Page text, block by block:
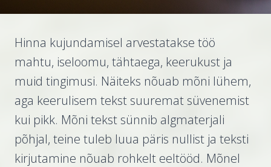
Hinna kujundamisel arvestatakse töö
mahtu, iseloomu, tähtaega, keerukust ja
muid tingimusi. Näiteks nõuab mõni lühem,
aga keerulisem tekst suuremat süvenemist
kui pikk. Mõni tekst sünnib algmaterjali
põhjal, teine tuleb luua päris nullist ja teksti
kirjutamine nõuab rohkelt eeltööd. Mõnel